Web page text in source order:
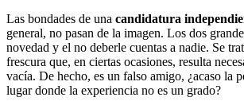
Las bondades de una candidatura
general, no pasan de la imagen. Los dos
novedad y el no deberle cuentas a nadie. Se
frescura que, en ciertas ocasiones, resulta
vacía. De hecho, es un falso amigo, ¿acaso la
lugar donde la experiencia no es un grado?